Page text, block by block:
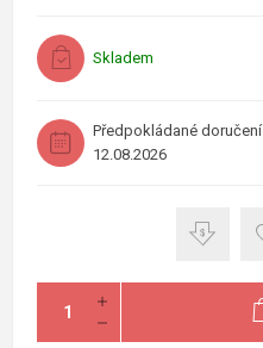
Skladem
Předpokládané doručení
12.08.2026